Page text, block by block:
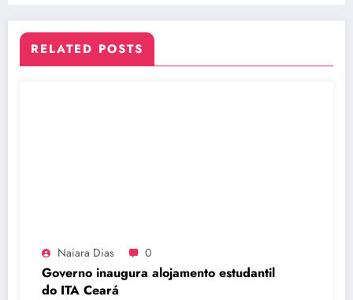
RELATED POSTS
Naiara Dias 0
Governo inaugura alojamento estudantil
do ITA Ceará